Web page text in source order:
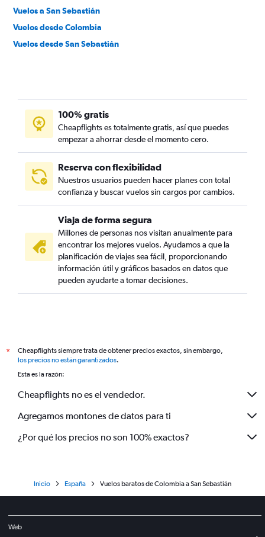
Vuelos a San Sebastián
Vuelos desde Colombia
Vuelos desde San Sebastián
100% gratis
Cheapflights es totalmente gratis, así que puedes
empezar a ahorrar desde el momento cero.
Reserva con flexibilidad
Nuestros usuarios pueden hacer planes con total
confianza y buscar vuelos sin cargos por cambios.
Viaja de forma segura
Millones de personas nos visitan anualmente para
encontrar los mejores vuelos. Ayudamos a que la
planificación de viajes sea fácil, proporcionando
información útil y gráficos basados en datos que
pueden ayudarte a tomar decisiones.
*
Cheapflights siempre trata de obtener precios exactos, sin embargo,
los precios no están garantizados.
Esta es la razón:
Cheapflights no es el vendedor.
Agregamos montones de datos para ti
¿Por qué los precios no son 100% exactos?
Inicio España Vuelos baratos de Colombia a San Sebastián
Web